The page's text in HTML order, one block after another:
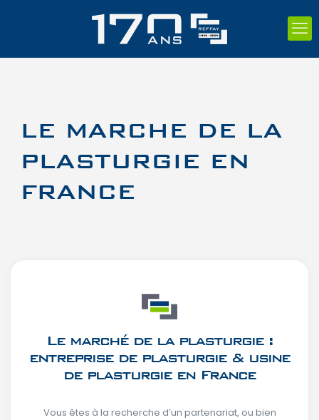
LE MARCHE DE LA
PLASTURGIE EN
FRANCE
Le marché de la plasturgie :
entreprise de plasturgie & usine
de plasturgie en France
Vous êtes à la recherche d’un partenariat, ou bien